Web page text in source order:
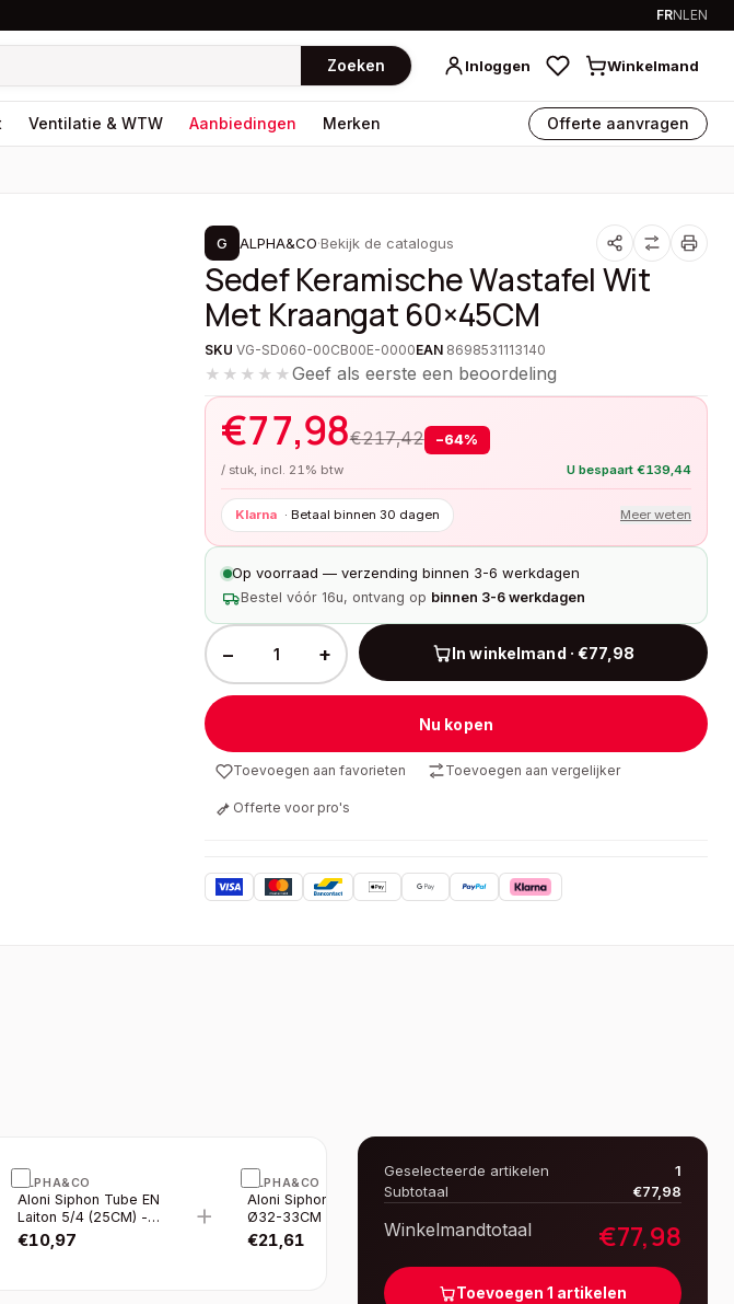
FRNLEN
Zoeken Inloggen Winkelmand
Ventilatie & WTW Aanbiedingen Merken Offerte aanvragen
G ALPHA&CO·Bekijk de catalogus
Sedef Keramische Wastafel Wit
Met Kraangat 60×45CM
SKU VG-SD060-00CB00E-0000EAN 8698531113140
★★★★★Geef als eerste een beoordeling
€77,98€217,42 −64%
/ stuk, incl. 21% btw U bespaart €139,44
Klarna · Betaal binnen 30 dagen Meer weten
Op voorraad — verzending binnen 3-6 werkdagen
Bestel vóór 16u, ontvang op binnen 3-6 werkdagen
− + In winkelmand · €77,98
Nu kopen
Toevoegen aan favorieten Toevoegen aan vergelijker
Offerte voor pro's
ALPHA&CO
Aloni Siphon Tube EN
Laiton 5/4 (25CM) -
Chrome
€10,97
+
ALPHA&CO
Aloni Siphon 5/4-
Ø32-33CM Chrome
€21,61
Geselecteerde artikelen
1
Subtotaal
€77,98
Winkelmandtotaal €77,98
Toevoegen 1 artikelen